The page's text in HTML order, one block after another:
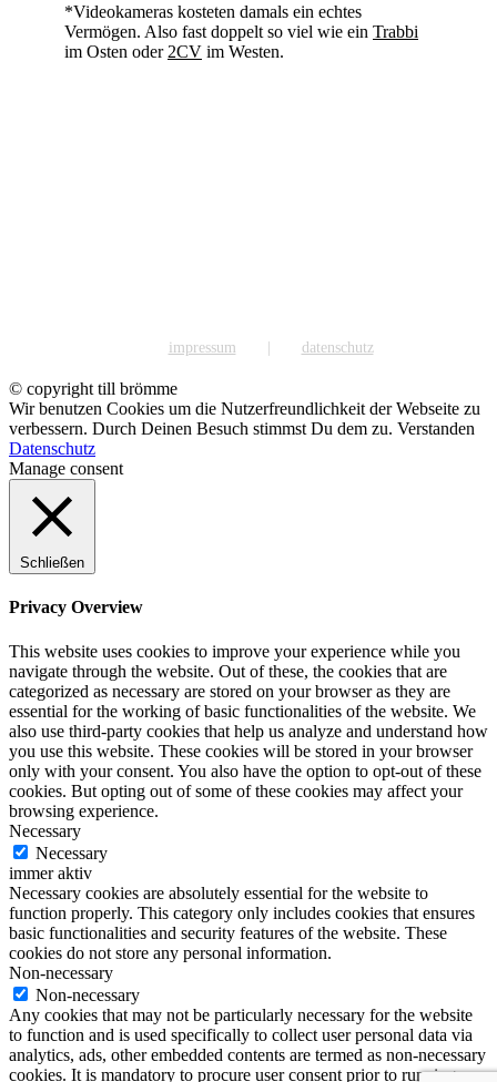
*Videokameras kosteten damals ein echtes
Vermögen. Also fast doppelt so viel wie ein Trabbi
im Osten oder 2CV im Westen.
impressum datenschutz
© copyright till brömme
Wir benutzen Cookies um die Nutzerfreundlichkeit der Webseite zu
verbessern. Durch Deinen Besuch stimmst Du dem zu. Verstanden
Datenschutz
Manage consent
Schließen
Privacy Overview
This website uses cookies to improve your experience while you
navigate through the website. Out of these, the cookies that are
categorized as necessary are stored on your browser as they are
essential for the working of basic functionalities of the website. We
also use third-party cookies that help us analyze and understand how
you use this website. These cookies will be stored in your browser
only with your consent. You also have the option to opt-out of these
cookies. But opting out of some of these cookies may affect your
browsing experience.
Necessary
Necessary
immer aktiv
Necessary cookies are absolutely essential for the website to
function properly. This category only includes cookies that ensures
basic functionalities and security features of the website. These
cookies do not store any personal information.
Non-necessary
Non-necessary
Any cookies that may not be particularly necessary for the website
to function and is used specifically to collect user personal data via
analytics, ads, other embedded contents are termed as non-necessary
cookies. It is mandatory to procure user consent prior to running